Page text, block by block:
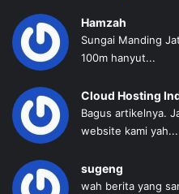
Hamzah
Sungai Manding
100m hanyut...
Cloud Hosting
Bagus artikelnya.
website kami yah...
sugeng
wah berita yang